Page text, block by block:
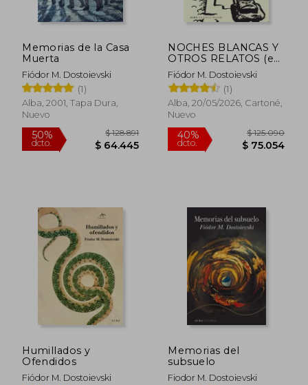
Memorias de la Casa
Muerta
Fiódor M. Dostoievski
(1)
Alba, 2001, Tapa Dura,
Nuevo
50%
dcto. $ 64.445
NOCHES BLANCAS Y
OTROS RELATOS (en
Castellano)
Fiódor M. Dostoievski
(1)
Alba, 20/05/2026, Cartoné,
Nuevo
40%
dcto.
Humillados y
Ofendidos
Fiódor M. Dostoievski
Memorias del
subsuelo
Fiodor M. Dostoievski